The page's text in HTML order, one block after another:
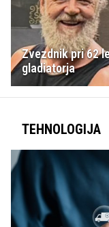
Zvezdnik pri 62
gladiatorja
TEHNOLOGIJA